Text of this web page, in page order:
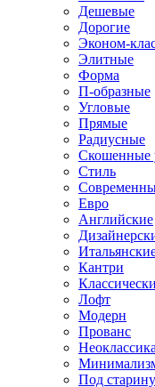
Дешевые
Дорогие
Эконом-
Элитные
Форма
П-образные
Угловые
Прямые
Радиусные
Скошенные
Стиль
Евро
Английские
Кантри
Лофт
Модерн
Прованс
Неоклассика
Под старину